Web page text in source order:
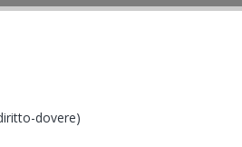
dovere)